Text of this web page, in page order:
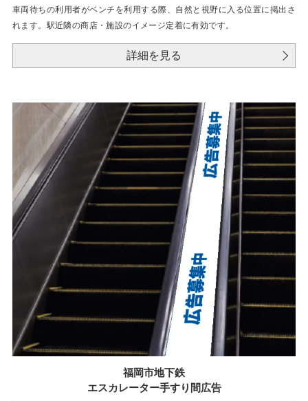
車両待ちの利用者がベンチを利用する際、自然と視野に入る位置に掲出さ
れます。駅近隣の商店・施設のイメージ定着に有効です。
詳細を見る
福岡市地下鉄
エスカレーター手すり間広告